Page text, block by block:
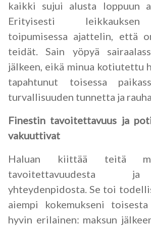
kaikki sujui alusta loppuun
Erityisesti leikkauksen
toipumisessa ajattelin, että
teidät. Sain yöpyä
jälkeen, eikä minua kotiutettu
tapahtunut toisessa
turvallisuuden tunnetta ja
Finestin tavoitettavuus ja
vakuuttivat
Haluan kiittää teitä
tavoitettavuudesta
yhteydenpidosta. Se toi
aiempi kokemukseni
hyvin erilainen: maksun